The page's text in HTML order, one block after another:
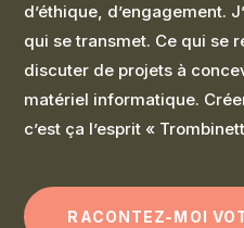
d’éthique, d’engagement.
qui se transmet. Ce qui se
discuter de projets à
matériel informatique.
c’est ça l’esprit «
RACONTEZ-MOI